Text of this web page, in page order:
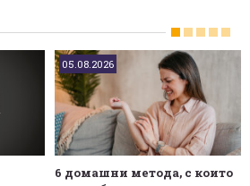
05.08.2026
6 домашни метода, с които